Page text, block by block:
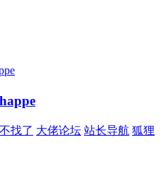
不找了 大佬论坛 站长导航 狐狸